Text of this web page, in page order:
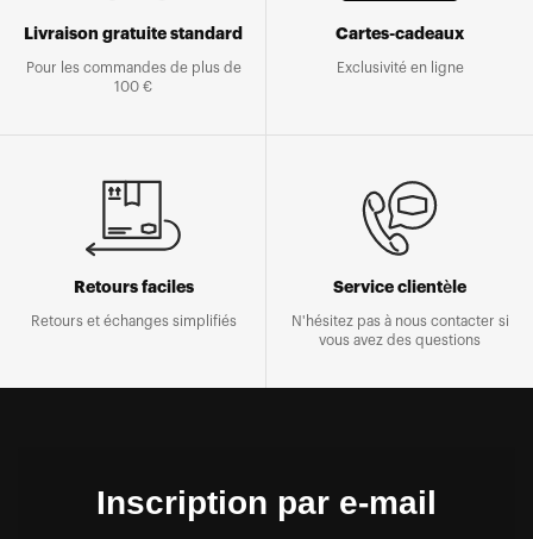
Livraison gratuite standard
Pour les commandes de plus de
100 €
Cartes-cadeaux
Exclusivité en ligne
Retours faciles
Retours et échanges simplifiés
Service clientèle
N'hésitez pas à nous contacter si
vous avez des questions
Inscription par e-mail